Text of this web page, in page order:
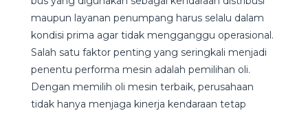
maupun layanan penumpang harus selalu dalam
kondisi prima agar tidak mengganggu operasional.
Salah satu faktor penting yang seringkali menjadi
penentu performa mesin adalah pemilihan oli.
Dengan memilih oli mesin terbaik, perusahaan
tidak hanya menjaga kinerja kendaraan tetap